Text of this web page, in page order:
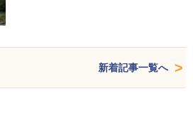
新着記事一覧へ